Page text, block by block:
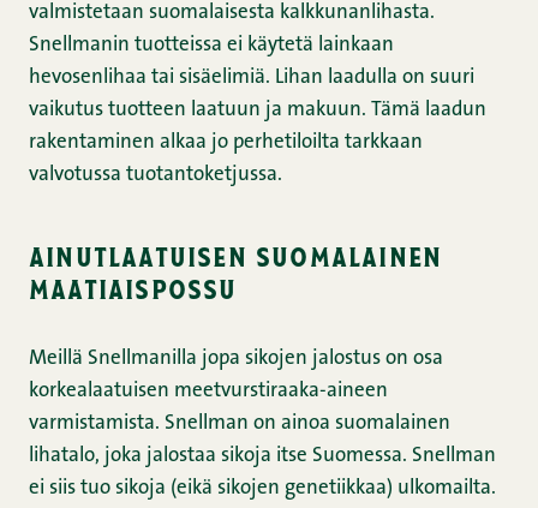
valmistetaan suomalaisesta kalkkunanlihasta.
Snellmanin tuotteissa ei käytetä lainkaan
hevosenlihaa tai sisäelimiä. Lihan laadulla on suuri
vaikutus tuotteen laatuun ja makuun. Tämä laadun
rakentaminen alkaa jo perhetiloilta tarkkaan
valvotussa tuotantoketjussa.
ainutlaatuisen suomalainen
maatiaispossu
Meillä Snellmanilla jopa sikojen jalostus on osa
korkealaatuisen meetvurstiraaka-aineen
varmistamista. Snellman on ainoa suomalainen
lihatalo, joka jalostaa sikoja itse Suomessa. Snellman
ei siis tuo sikoja (eikä sikojen genetiikkaa) ulkomailta.